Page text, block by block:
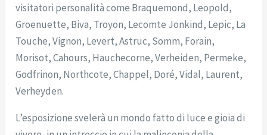
visitatori personalità come Braquemond, Leopold,
Groenuette, Biva, Troyon, Lecomte Jonkind, Lepic, La
Touche, Vignon, Levert, Astruc, Somm, Forain,
Morisot, Cahours, Hauchecorne, Verheiden, Permeke,
Godfrinon, Northcote, Chappel, Doré, Vidal, Laurent,
Verheyden.
L’esposizione svelerà un mondo fatto di luce e gioia di